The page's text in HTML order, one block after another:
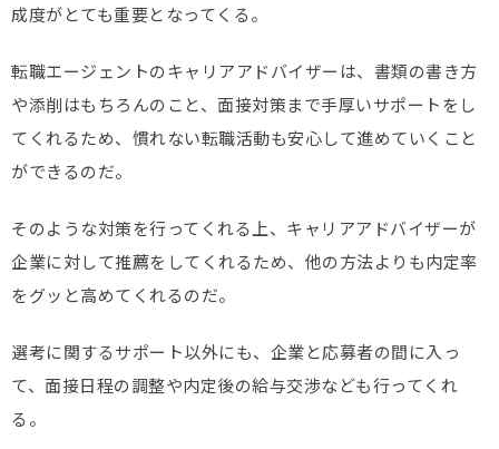
成度がとても重要となってくる。
転職エージェントのキャリアアドバイザーは、書類の書き方
や添削はもちろんのこと、面接対策まで手厚いサポートをし
てくれるため、慣れない転職活動も安心して進めていくこと
ができるのだ。
そのような対策を行ってくれる上、キャリアアドバイザーが
企業に対して推薦をしてくれるため、他の方法よりも内定率
をグッと高めてくれるのだ。
選考に関するサポート以外にも、企業と応募者の間に入っ
て、面接日程の調整や内定後の給与交渉なども行ってくれ
る。